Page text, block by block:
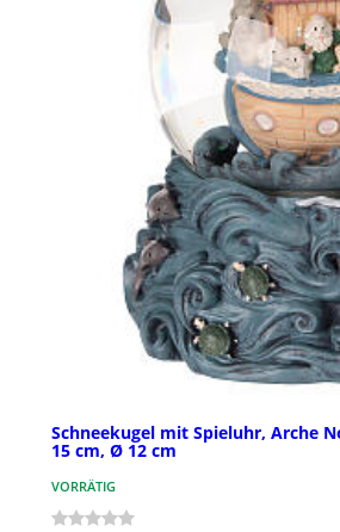
Schneekugel mit Spieluhr, Arche
15 cm, Ø 12 cm
VORRÄTIG